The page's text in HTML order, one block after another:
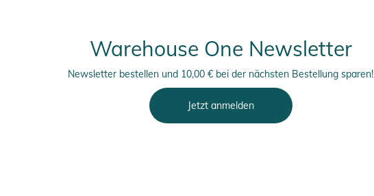
Warehouse One Newsletter
Newsletter bestellen und 10,00 € bei der nächsten Bestellung sparen!
Jetzt anmelden